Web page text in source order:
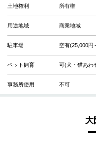
土地権利 所有権
用途地域 商業地域
駐車場 空有(25,000円
ペット飼育 可(犬・猫あわ
事務所使用 不可
大